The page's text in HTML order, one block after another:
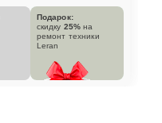
Подарок:
скидку 25% на
ремонт техники
Leran